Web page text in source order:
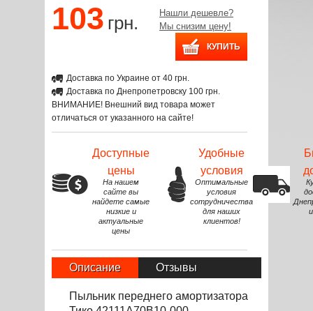
103 грн.
Нашли дешевле?
Мы снизим цену!
Доставка по Украине от 40 грн.
Доставка по Днепропетровску 100 грн.
ВНИМАНИЕ! Внешний вид товара может
отличаться от указанного на сайте!
Доступные
цены
На нашем
сайте вы
найдете самые
низкие и
актуальные
цены
Удобные
условия
Оптимальные
условия
сотрудничества
для наших
клиентов!
Описание Отзывы
Пыльник переднего амортизатора